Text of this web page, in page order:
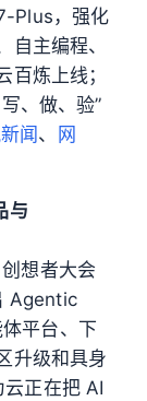
Plus，强化
自主编程、
炼上线；
、做、验”
闻 、
网
与
想者大会
Agentic
平台、下
升级和具身
正在把 AI